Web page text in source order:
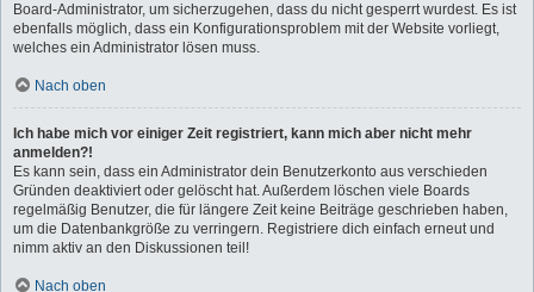
Board-Administrator, um sicherzugehen, dass du nicht gesperrt wurdest. Es ist
ebenfalls möglich, dass ein Konfigurationsproblem mit der Website vorliegt,
welches ein Administrator lösen muss.
Nach oben
Ich habe mich vor einiger Zeit registriert, kann mich aber nicht mehr
anmelden?!
Es kann sein, dass ein Administrator dein Benutzerkonto aus verschieden
Gründen deaktiviert oder gelöscht hat. Außerdem löschen viele Boards
regelmäßig Benutzer, die für längere Zeit keine Beiträge geschrieben haben,
um die Datenbankgröße zu verringern. Registriere dich einfach erneut und
nimm aktiv an den Diskussionen teil!
Nach oben